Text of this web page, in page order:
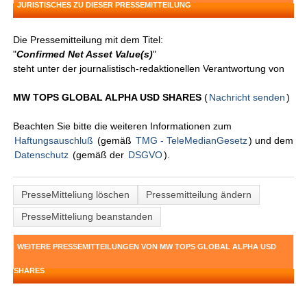
JURISTISCHES ZU DIESER PRESSEMITTEILUNG
Die Pressemitteilung mit dem Titel:
"Confirmed Net Asset Value(s)"
steht unter der journalistisch-redaktionellen Verantwortung von
MW TOPS GLOBAL ALPHA USD SHARES(Nachricht senden )
Beachten Sie bitte die weiteren Informationen zum
Haftungsauschluß (gemäß TMG - TeleMedianGesetz) und dem
Datenschutz (gemäß der DSGVO).
PresseMitteliung löschen
Pressemitteilung ändern
PresseMitteliung beanstanden
WEITERE PRESSEMITTEILUNGEN VON MW TOPS GLOBAL ALPHA USD
SHARES